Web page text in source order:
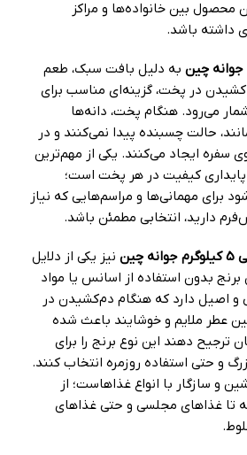
بین خانواده‌ها و مراکز
داشته باشد.
به دلیل بافت سبک، طعم
کشیدن در پخت، گزینه‌ای مناسب برای
می‌رود. هنگام پخت، دانه‌ها
حالت چسبنده پیدا نمی‌کنند و در
سفره ایجاد می‌کنند. یکی از مهم‌ترین
کیفیت در هر پخت است؛
برای مهمانی‌ها و مراسم‌هایی که نیاز
دارید، انتخابی مطمئن باشد.
نیز یکی از دلایل
بدون استفاده از اسانس یا مواد
و اصیل دارد که هنگام دم‌کشیدن در
عطر ملایم و خوشایند باعث شده
ترجیح دهند این نوع برنج را برای
و حتی استفاده روزمره انتخاب کنند.
و سازگار با انواع غذاهاست؛ از
تا غذاهای مجلسی و حتی غذاهای